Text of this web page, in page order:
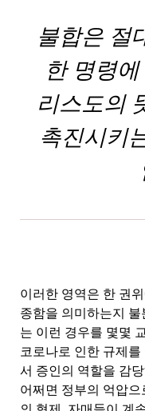
불합은 절
한 명령
리스도의
촉진시키
이러한 영역은 한 권
종함을 의미하는지
는 이런 경우를 몇몇
코로나로 인한 규제
서 증인의 역할을 감
어쩌면 정부의 억압